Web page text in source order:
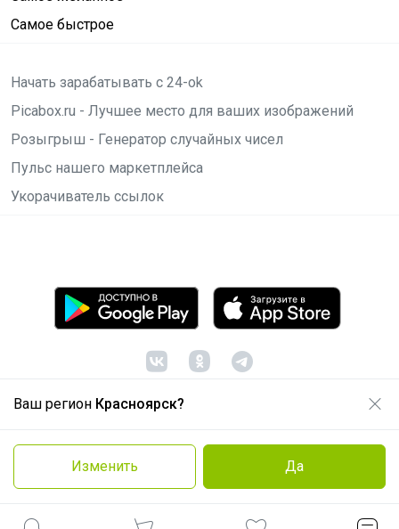
Ваш регион Красноярск?
Изменить Да
Самое быстрое
Начать зарабатывать с 24-ok
Picabox.ru - Лучшее место для ваших изображений
Розыгрыш - Генератор случайных чисел
Пульс нашего маркетплейса
Укорачиватель ссылок
© ООО "Лявита", ОГРН 1122468054070, 2012 -2026
Политика конфиденциальности
Cоглашение пользователя